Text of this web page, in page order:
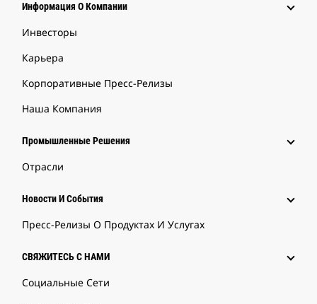
Информация О Компании
Инвесторы
Карьера
Корпоративные Пресс-Релизы
Наша Компания
Промышленные Решения
Отрасли
Новости И События
Пресс-Релизы О Продуктах И Услугах
СВЯЖИТЕСЬ С НАМИ
Социальные Сети